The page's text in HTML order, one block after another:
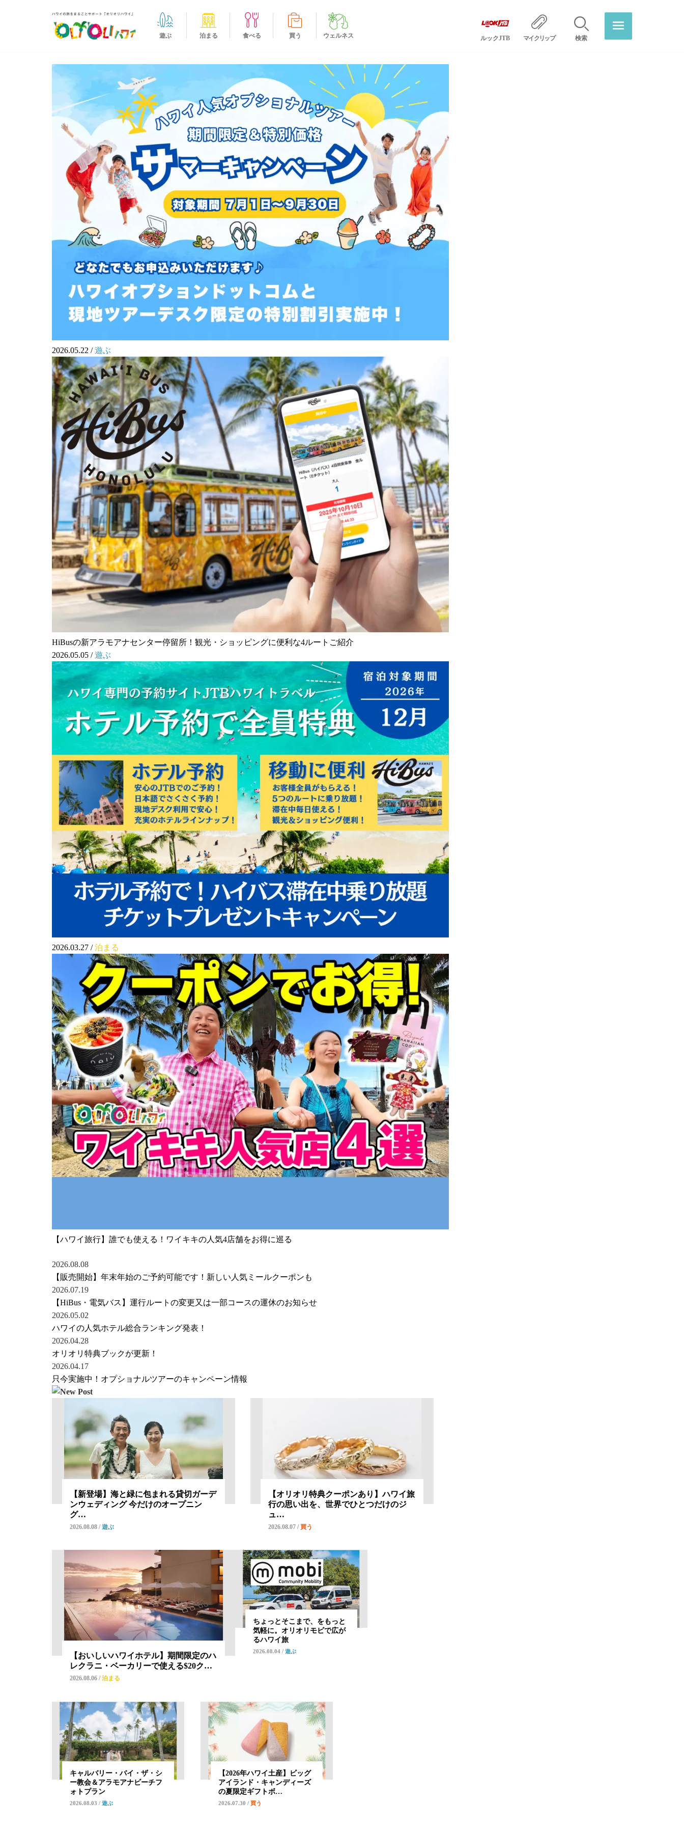
ルックJTB マイクリップ 検索
遊ぶ 泊まる 食べる 買う ウェルネス
2026.05.22 /遊ぶ
HiBusの新アラモアナセンター停留所！観光・ショッピングに便利な4ルートご紹介
2026.05.05 /遊ぶ
2026.03.27 /泊まる
【ハワイ旅行】誰でも使える！ワイキキの人気4店舗をお得に巡る
2026.08.08
【販売開始】年末年始のご予約可能です！新しい人気ミールクーポンも
2026.07.19
【HiBus・電気バス】運行ルートの変更又は一部コースの運休のお知らせ
2026.05.02
ハワイの人気ホテル総合ランキング発表！
2026.04.28
オリオリ特典ブックが更新！
2026.04.17
只今実施中！オプショナルツアーのキャンペーン情報
【新登場】海と緑に包まれる貸切ガーデ
ンウェディング 今だけのオープニン
グ…
2026.08.08 /遊ぶ
【オリオリ特典クーポンあり】ハワイ旅
行の思い出を、世界でひとつだけのジ
ュ…
2026.08.07 / 買う
【おいしいハワイホテル】期間限定のハ
レクラニ・ベーカリーで使える$20ク…
2026.08.06 /泊まる
ちょっとそこまで、をもっと
気軽に。オリオリモビで広が
るハワイ旅
2026.08.04 / 遊ぶ
キャルバリー・バイ・ザ・シ
ー教会＆アラモアナビーチフ
ォトプラン
2026.08.03 / 遊ぶ
【2026年ハワイ土産】ビッグ
アイランド・キャンディーズ
の夏限定ギフトボ…
2026.07.30 / 買う